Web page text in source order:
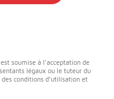
soumise à l’acceptation de
légaux ou le tuteur du
conditions d’utilisation et